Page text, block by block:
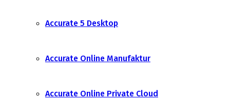
Accurate 5 Desktop
Accurate Online Manufaktur
Accurate Online Private Cloud